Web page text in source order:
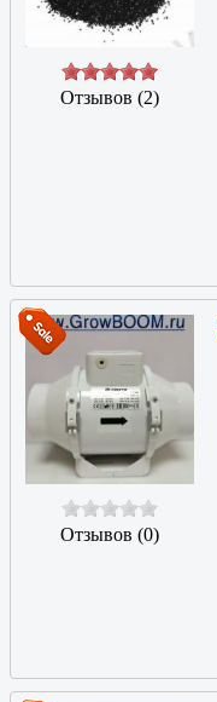
Отзывов (2)
Отзывов (0)